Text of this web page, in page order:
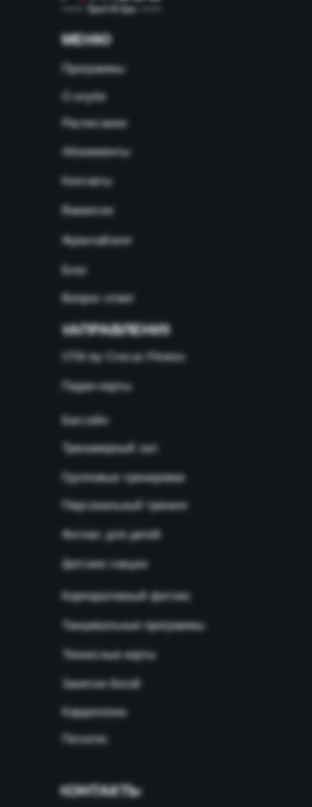
МЕНЮ
Программы
Расписание
Групповые тренировки
Персональный тренинг
Бассейн
Тренажерный зал
Абонементы
НАПРАВЛЕНИЯ
СПА by Crocus Fitness
Падел-корты
Франчайзинг
Фитнес для детей
Детские секции
Корпоративный фитнес
Танцевальные программы
Теннисные корты
Занятия йогой
Кардиозона
Пилатес
Вакансии
КОНТАКТЫ
Контакты
О клубе
Блог
Вопрос-ответ